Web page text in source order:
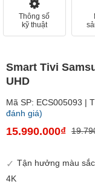
Thông số
kỹ thuật
Smart Tivi
UHD
Mã SP: ECS005093 |
đánh giá)
15.990.000₫
Tận hưởng màu
4K